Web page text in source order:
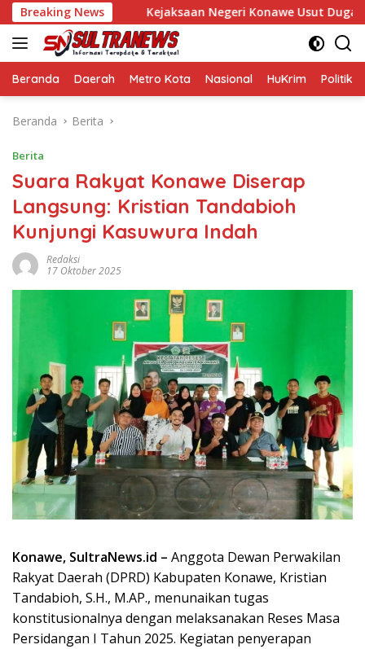
Langsung
ke
konten
Breaking News
Bupati Kejaksaan Negeri Konawe Usut Dugaan
Beranda Daerah Metro Kota Nasional HuKrim Politik
Beranda Berita
Berita
Suara Rakyat Konawe Diserap
Langsung: Kristian Tandabioh
Kunjungi Kasuwura Indah
Redaksi
17 Oktober 2025
Konawe, SultraNews.id – Anggota Dewan Perwakilan
Rakyat Daerah (DPRD) Kabupaten Konawe, Kristian
Tandabioh, S.H., M.AP., menunaikan tugas
konstitusionalnya dengan melaksanakan Reses Masa
Persidangan I Tahun 2025. Kegiatan penyerapan